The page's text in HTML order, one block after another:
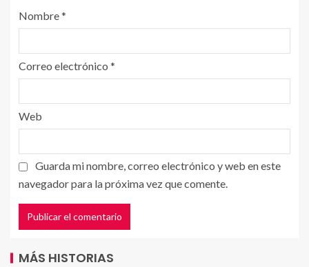
Nombre*
Correo electrónico *
Web
Guarda mi nombre, correo electrónico y web en este
navegador para la próxima vez que comente.
MÁS HISTORIAS